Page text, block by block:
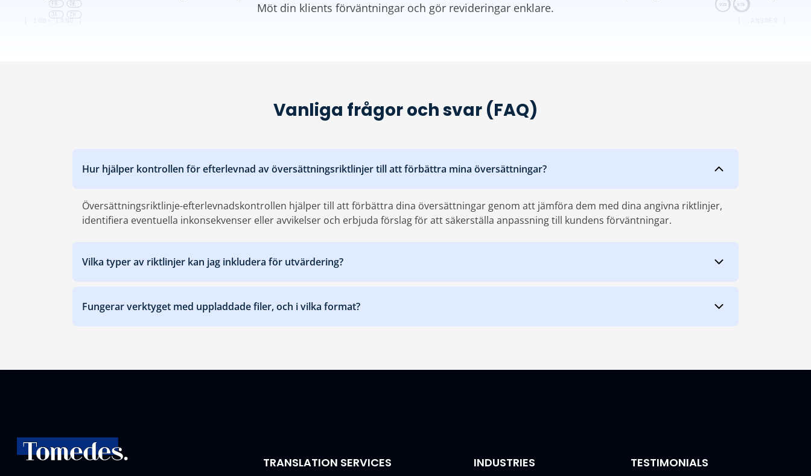
[ 100+ LANG ]
FR
DE
JA
ZH
92% 87%
Möt din klients förväntningar och gör revideringar enklare.
Vanliga frågor och svar (FAQ)
Hur hjälper kontrollen för efterlevnad av översättningsriktlinjer till att förbättra mina översättningar?
Översättningsriktlinje-efterlevnadskontrollen hjälper till att förbättra dina översättningar genom att jämföra dem med dina angivna riktlinjer,
identifiera eventuella inkonsekvenser eller avvikelser och erbjuda förslag för att säkerställa anpassning till kundens förväntningar.
Vilka typer av riktlinjer kan jag inkludera för utvärdering?
Fungerar verktyget med uppladdade filer, och i vilka format?
TRANSLATION SERVICES INDUSTRIES TESTIMONIALS